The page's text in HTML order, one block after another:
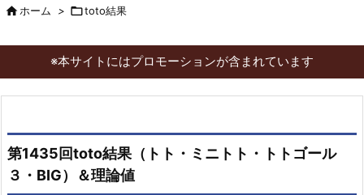
ホーム > toto結果
※本サイトにはプロモーションが含まれています
第1435回toto結果（トト・ミニトト・トトゴール
３・BIG）＆理論値